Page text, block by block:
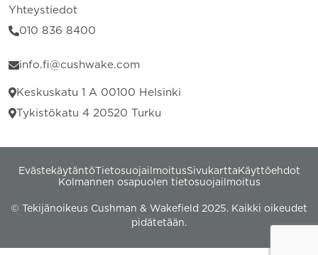
Yhteystiedot
010 836 8400
info.fi@cushwake.com
Keskuskatu 1 A 00100 Helsinki
Tykistökatu 4 20520 Turku
EvästekäytäntöTietosuojailmoitusSivukartta Käyttöehdot
Kolmannen osapuolen tietosuojailmoitus
© Tekijänoikeus Cushman & Wakefield 2025. Kaikki oikeudet
pidätetään.